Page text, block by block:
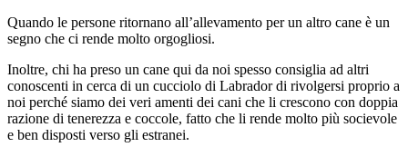
Quando le persone ritornano all’allevamento per un altro cane è un
segno che ci rende molto orgogliosi.
Inoltre, chi ha preso un cane qui da noi spesso consiglia ad altri
conoscenti in cerca di un cucciolo di Labrador di rivolgersi proprio a
noi perché siamo dei veri amenti dei cani che li crescono con doppia
razione di tenerezza e coccole, fatto che li rende molto più socievole
e ben disposti verso gli estranei.